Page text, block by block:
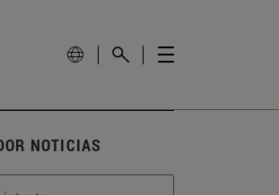
NOTICIAS